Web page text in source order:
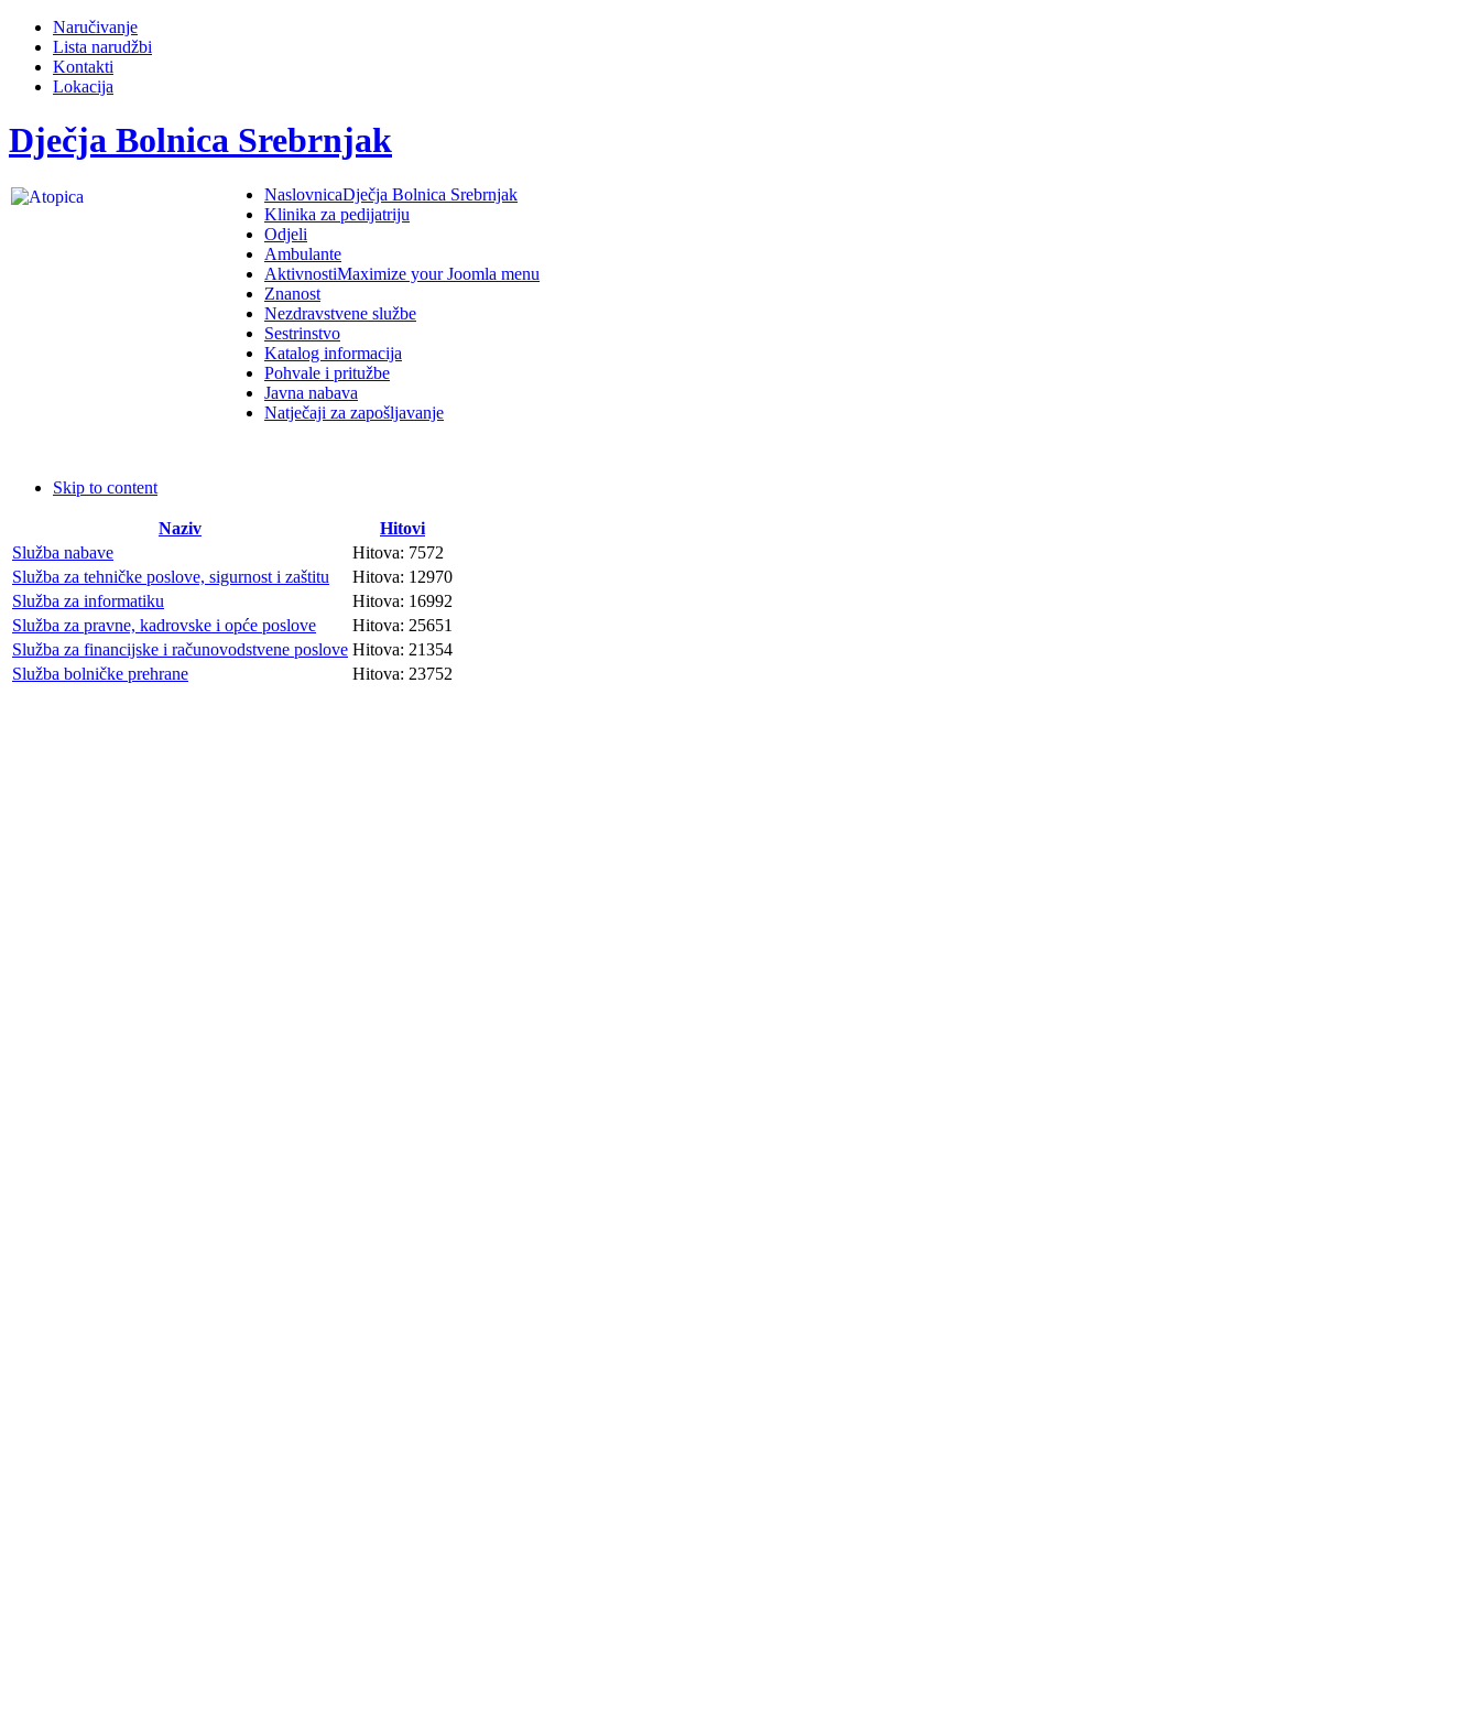
Naručivanje
Lista narudžbi
Kontakti
Lokacija
Dječja Bolnica Srebrnjak
NaslovnicaDječja Bolnica Srebrnjak
Klinika za pedijatriju
Odjeli
Ambulante
AktivnostiMaximize your Joomla menu
Znanost
Nezdravstvene službe
Sestrinstvo
Katalog informacija
Pohvale i pritužbe
Javna nabava
Natječaji za zapošljavanje
Skip to content
Naziv
Hitovi
Služba nabave
Hitova: 7572
Služba za tehničke poslove, sigurnost i zaštitu
Hitova: 12970
Služba za informatiku
Hitova: 16992
Služba za pravne, kadrovske i opće poslove
Hitova: 25651
Služba za financijske i računovodstvene poslove Hitova: 21354
Služba bolničke prehrane
Hitova: 23752